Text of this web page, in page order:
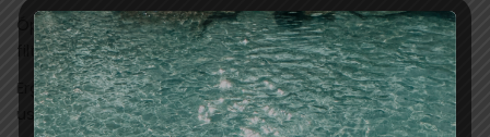
Óptimo enfriamiento y simple limpieza gracias a su
filtro de aire sustituible.
Ergonómica, convenientemente diseñada y fácil de
usar según las demandas del profesional.